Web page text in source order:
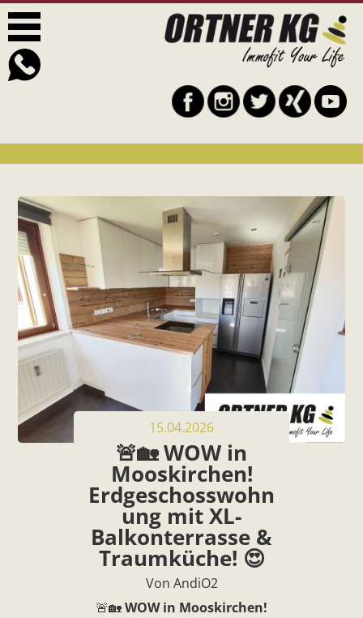
15.04.2026
🚨🏡 WOW in
Mooskirchen!
Erdgeschosswohn
ung mit XL-
Balkonterrasse &
Traumküche! 😍
Von AndiO2
🚨🏡WOW in Mooskirchen!